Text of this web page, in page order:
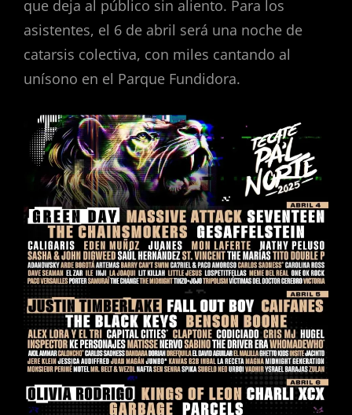
que deja al público sin aliento. Para los
asistentes, el 6 de abril será una noche de
catarsis colectiva, con miles cantando al
unísono en el Parque Fundidora.